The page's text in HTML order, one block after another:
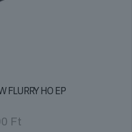
FLURRY HO EP
Ft